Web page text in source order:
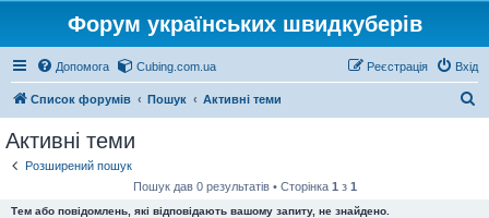
Форум українських швидкуберів
Допомога Cubing.com.ua Вхід
Реєстрація
Список форумів Пошук Активні теми
Активні теми
Розширений пошук
Пошук дав 0 результатів • Сторінка 1 з 1
Тем або повідомлень, які відповідають вашому запиту, не знайдено.